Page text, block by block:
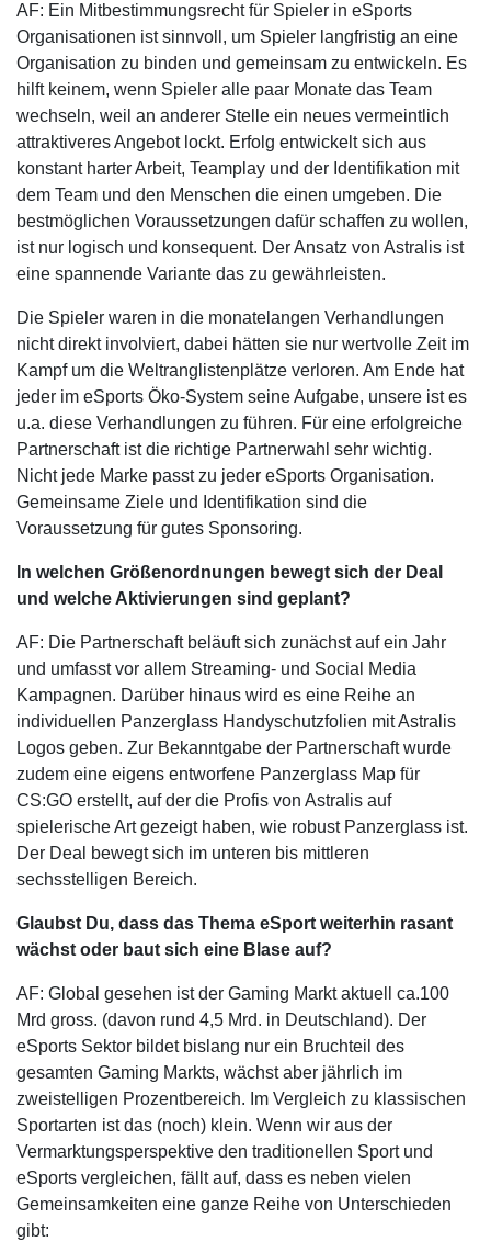
AF: Ein Mitbestimmungsrecht für Spieler in eSports
Organisationen ist sinnvoll, um Spieler langfristig an eine
Organisation zu binden und gemeinsam zu entwickeln. Es
hilft keinem, wenn Spieler alle paar Monate das Team
wechseln, weil an anderer Stelle ein neues vermeintlich
attraktiveres Angebot lockt. Erfolg entwickelt sich aus
konstant harter Arbeit, Teamplay und der Identifikation mit
dem Team und den Menschen die einen umgeben. Die
bestmöglichen Voraussetzungen dafür schaffen zu wollen,
ist nur logisch und konsequent. Der Ansatz von Astralis ist
eine spannende Variante das zu gewährleisten.
Die Spieler waren in die monatelangen Verhandlungen
nicht direkt involviert, dabei hätten sie nur wertvolle Zeit im
Kampf um die Weltranglistenplätze verloren. Am Ende hat
jeder im eSports Öko-System seine Aufgabe, unsere ist es
u.a. diese Verhandlungen zu führen. Für eine erfolgreiche
Partnerschaft ist die richtige Partnerwahl sehr wichtig.
Nicht jede Marke passt zu jeder eSports Organisation.
Gemeinsame Ziele und Identifikation sind die
Voraussetzung für gutes Sponsoring.
In welchen Größenordnungen bewegt sich der Deal
und welche Aktivierungen sind geplant?
AF: Die Partnerschaft beläuft sich zunächst auf ein Jahr
und umfasst vor allem Streaming- und Social Media
Kampagnen. Darüber hinaus wird es eine Reihe an
individuellen Panzerglass Handyschutzfolien mit Astralis
Logos geben. Zur Bekanntgabe der Partnerschaft wurde
zudem eine eigens entworfene Panzerglass Map für
CS:GO erstellt, auf der die Profis von Astralis auf
spielerische Art gezeigt haben, wie robust Panzerglass ist.
Der Deal bewegt sich im unteren bis mittleren
sechsstelligen Bereich.
Glaubst Du, dass das Thema eSport weiterhin rasant
wächst oder baut sich eine Blase auf?
AF: Global gesehen ist der Gaming Markt aktuell ca.100
Mrd gross. (davon rund 4,5 Mrd. in Deutschland). Der
eSports Sektor bildet bislang nur ein Bruchteil des
gesamten Gaming Markts, wächst aber jährlich im
zweistelligen Prozentbereich. Im Vergleich zu klassischen
Sportarten ist das (noch) klein. Wenn wir aus der
Vermarktungsperspektive den traditionellen Sport und
eSports vergleichen, fällt auf, dass es neben vielen
Gemeinsamkeiten eine ganze Reihe von Unterschieden
gibt: